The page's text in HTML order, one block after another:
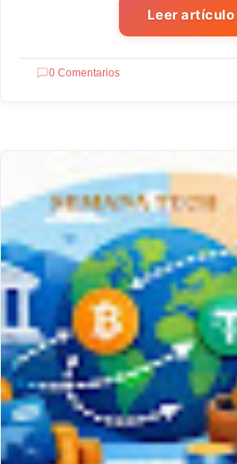
Leer artículo
0 Comentarios